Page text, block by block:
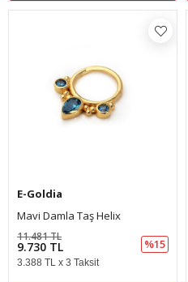
E-Goldia
Mavi Damla Taş Helix
9.730 TL
11.481 TL
%15
3.388 TL x 3 Taksit